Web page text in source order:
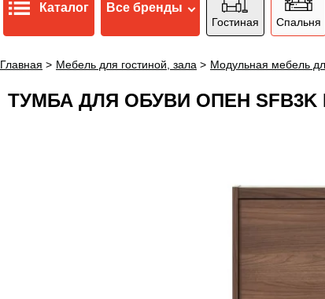
Каталог Все бренды
Гостиная Спальня
Главная > Мебель для гостиной, зала > Модульная мебель
ТУМБА ДЛЯ ОБУВИ ОПЕН